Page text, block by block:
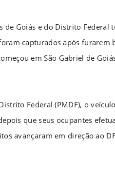
de Goiás e do Distrito Federal
capturados após furarem
em São Gabriel de
Federal (PMDF), o
que seus ocupantes
avançaram em direção ao